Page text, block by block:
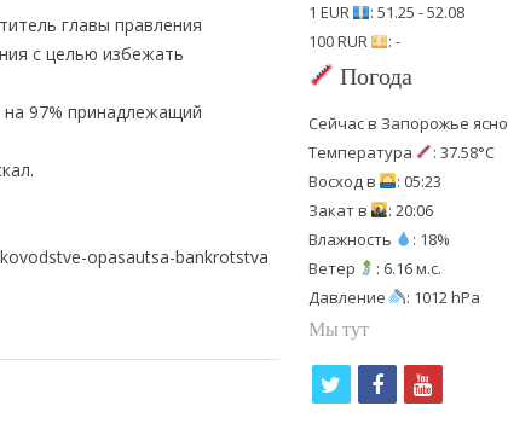
главы правления
с целью избежать
97% принадлежащий
opasautsa-bankrotstva
1 EUR
: 51.25 - 52.08
100 RUR
: -
Погода
Сейчас в Запорожье ясно
Температура
: 37.58°C
Восход в
: 05:23
Закат в
: 20:06
Влажность
: 18%
Ветер
: 6.16 м.с.
Давление
: 1012 hPa
Мы тут
f
y